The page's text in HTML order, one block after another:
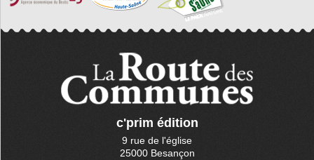
c'prim édition
9 rue de l'église
25000 Besançon